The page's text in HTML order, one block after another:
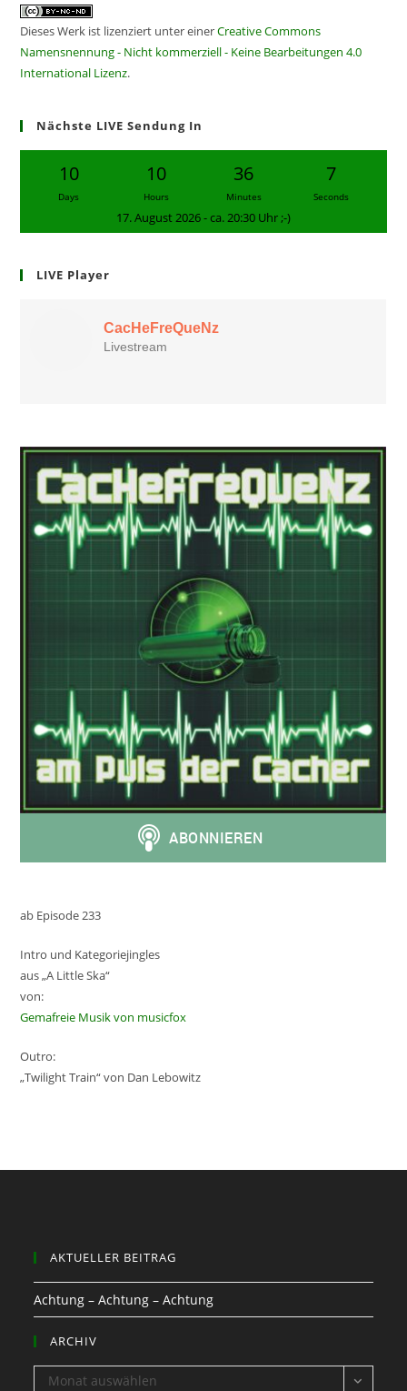
Dieses Werk ist lizenziert unter einerCreative Commons
Namensnennung - Nicht kommerziell - Keine Bearbeitungen 4.0
International Lizenz.
Nächste LIVE Sendung In
10
Days
10
Hours
36
Minutes
7
Seconds
17. August 2026 - ca. 20:30 Uhr ;-)
LIVE Player
ab Episode 233
Intro und Kategoriejingles
aus „A Little Ska“
von:
Gemafreie Musik von musicfox
Outro:
„Twilight Train“ von Dan Lebowitz
AKTUELLER BEITRAG
Achtung – Achtung – Achtung
ARCHIV
ARCHIV
Monat auswählen